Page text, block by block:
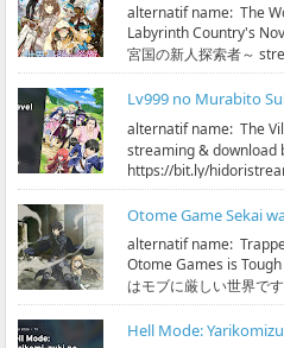
alternatif name: The
Labyrinth Country's
宮国の新人探索者～
Lv999 no Murabito
alternatif name: The
streaming & download
https://bit.ly/
alternatif name:
Otome Games is
はモブに厳しい世界で